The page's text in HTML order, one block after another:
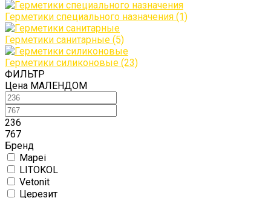
Герметики специального назначения (1)
Герметики санитарные (5)
Герметики силиконовые (23)
ФИЛЬТР
Цена МАЛЕНДОМ
236
767
Бренд
Mapei
LITOKOL
Vetonit
Церезит